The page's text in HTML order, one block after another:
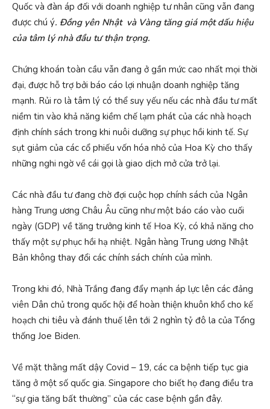
Quốc và đàn áp đối với doanh nghiệp tư nhân cũng vẫn đang
được chú ý. Đồng yên Nhật và Vàng tăng giá một dấu hiệu
của tâm lý nhà đầu tư thận trọng.
Chứng khoán toàn cầu vẫn đang ở gần mức cao nhất mọi thời
đại, được hỗ trợ bởi báo cáo lợi nhuận doanh nghiệp tăng
mạnh. Rủi ro là tâm lý có thể suy yếu nếu các nhà đầu tư mất
niềm tin vào khả năng kiềm chế lạm phát của các nhà hoạch
định chính sách trong khi nuôi dưỡng sự phục hồi kinh tế. Sự
sụt giảm của các cổ phiếu vốn hóa nhỏ của Hoa Kỳ cho thấy
những nghi ngờ về cái gọi là giao dịch mở cửa trở lại.
Các nhà đầu tư đang chờ đợi cuộc họp chính sách của Ngân
hàng Trung ương Châu Âu cũng như một báo cáo vào cuối
ngày (GDP) về tăng trưởng kinh tế Hoa Kỳ, có khả năng cho
thấy một sự phục hồi hạ nhiệt. Ngân hàng Trung ương Nhật
Bản không thay đổi các chính sách chính của mình.
Trong khi đó, Nhà Trắng đang đẩy mạnh áp lực lên các đảng
viên Dân chủ trong quốc hội để hoàn thiện khuôn khổ cho kế
hoạch chi tiêu và đánh thuế lên tới 2 nghìn tỷ đô la của Tổng
thống Joe Biden.
Về mặt thằng mất dậy Covid – 19, các ca bệnh tiếp tục gia
tăng ở một số quốc gia. Singapore cho biết họ đang điều tra
“sự gia tăng bất thường” của các case bệnh gần đây.